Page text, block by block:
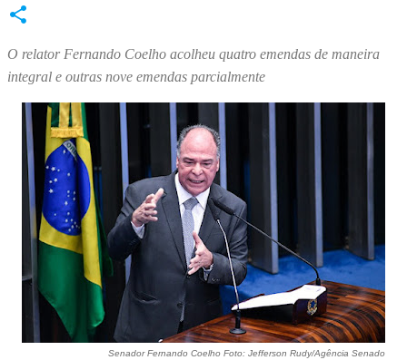
O relator Fernando Coelho acolheu quatro emendas de maneira
integral e outras nove emendas parcialmente
Senador Fernando Coelho Foto: Jefferson Rudy/Agência Senado